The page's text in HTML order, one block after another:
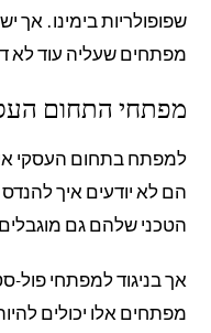
שפופולריות בימינו. אך
מפתחים שעליה עוד לא
מפתחי התחום
למפתח בתחום העסקי
הם לא יודעים איך להנדס
הטכני שלהם גם
אך בניגוד למפתחי פול-
מפתחים אלו יכולים